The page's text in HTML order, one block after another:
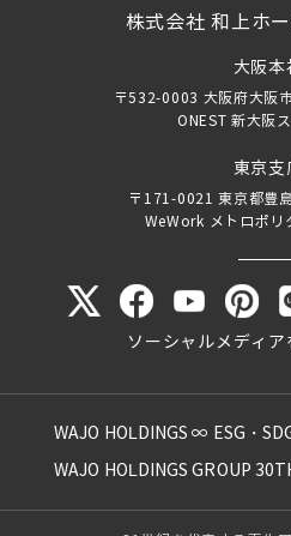
株式会社 和上ホ
大阪本
〒532-0003 大阪府大阪
ONEST 新大阪
東京支
〒171-0021 東京都豊
WeWork メトロポリ
ソーシャルメディア
WAJO HOLDINGS ∞ ESG・
WAJO HOLDINGS GROUP